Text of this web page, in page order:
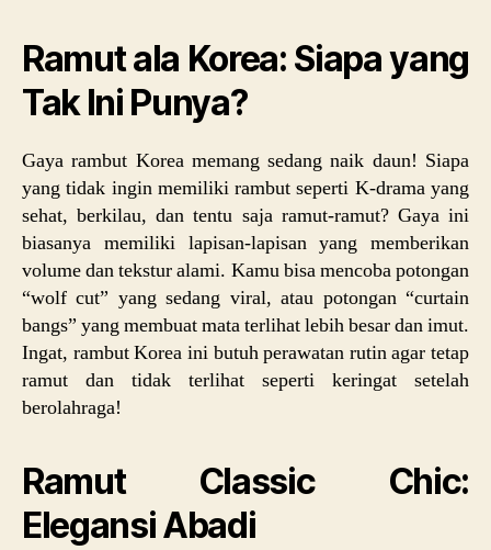
Ramut ala Korea: Siapa yang
Tak Ini Punya?
Gaya rambut Korea memang sedang naik daun! Siapa
yang tidak ingin memiliki rambut seperti K-drama yang
sehat, berkilau, dan tentu saja ramut-ramut? Gaya ini
biasanya memiliki lapisan-lapisan yang memberikan
volume dan tekstur alami. Kamu bisa mencoba potongan
“wolf cut” yang sedang viral, atau potongan “curtain
bangs” yang membuat mata terlihat lebih besar dan imut.
Ingat, rambut Korea ini butuh perawatan rutin agar tetap
ramut dan tidak terlihat seperti keringat setelah
berolahraga!
Ramut Classic Chic:
Elegansi Abadi